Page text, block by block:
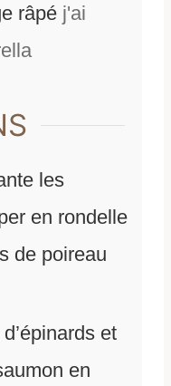
râpé j'ai
les
en rondelle
de poireau
et
en